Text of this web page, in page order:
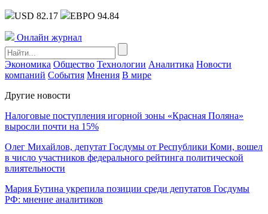
USD 82.17 ЕВРО 94.84
Онлайн журнал
Экономика Общество Технологии Аналитика Новости
компаний События Мнения В мире
Другие новости
Налоговые поступления игорной зоны «Красная Поляна»
выросли почти на 15%
Олег Михайлов, депутат Госдумы от Республики Коми, вошел
в число участников федерального рейтинга политической
влиятельности
Мария Бутина укрепила позиции среди депутатов Госдумы
РФ: мнение аналитиков